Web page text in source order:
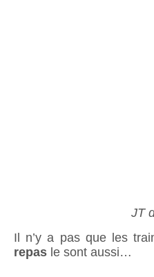
JT
Il n’y a pas que les
repas le sont aussi…